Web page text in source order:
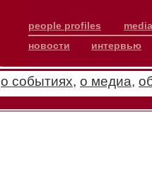
people profiles
новости
интервью
о событиях, о медиа,